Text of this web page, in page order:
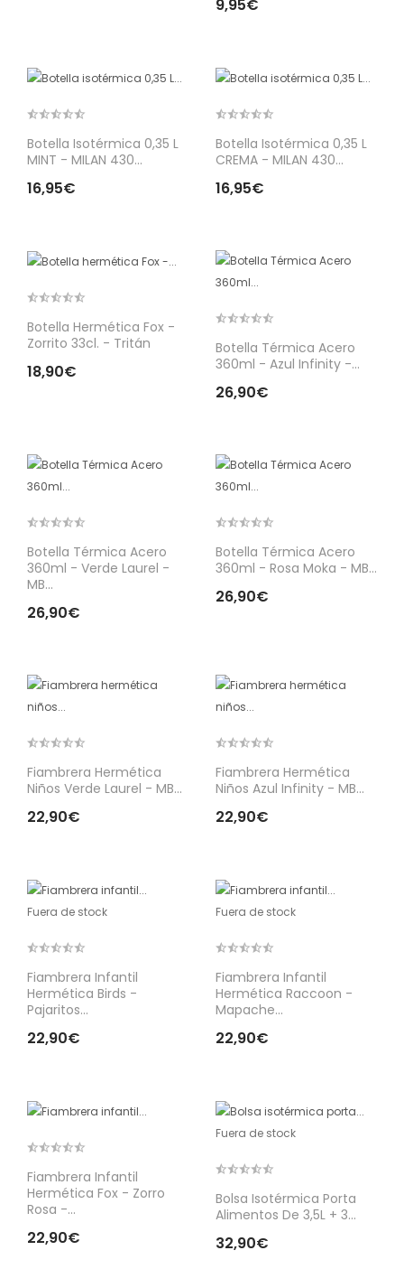
9,95€
Botella Isotérmica 0,35 L
MINT - MILAN 430...
16,95€
Botella Isotérmica 0,35 L
CREMA - MILAN 430...
16,95€
Botella Hermética Fox -
Zorrito 33cl. - Tritán
18,90€
Botella Térmica Acero
360ml - Azul Infinity -...
26,90€
Botella Térmica Acero
360ml - Verde Laurel -
MB...
26,90€
Botella Térmica Acero
360ml - Rosa Moka - MB...
26,90€
Fiambrera Hermética
Niños Verde Laurel - MB...
22,90€
Fiambrera Hermética
Niños Azul Infinity - MB...
22,90€
Fuera de stock
Fiambrera Infantil
Hermética Birds -
Pajaritos...
22,90€
Fuera de stock
Fiambrera Infantil
Hermética Raccoon -
Mapache...
22,90€
Fiambrera Infantil
Hermética Fox - Zorro
Rosa -...
22,90€
Fuera de stock
Bolsa Isotérmica Porta
Alimentos De 3,5L + 3...
32,90€